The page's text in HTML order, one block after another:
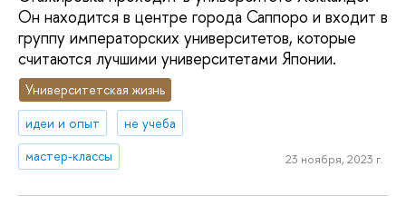
Он находится в центре города Саппоро и входит в
группу императорских университетов, которые
считаются лучшими университетами Японии.
Университетская жизнь
идеи и опыт
не учеба
мастер-классы
23 ноября, 2023 г.